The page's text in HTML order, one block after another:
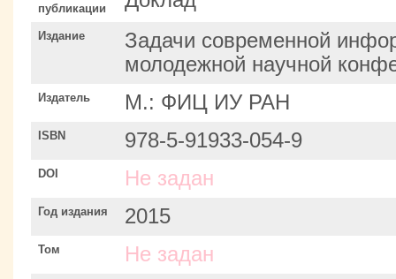
публикации
Издание
Задачи современной
молодежной научной
Издатель М.: ФИЦ ИУ РАН
ISBN 978-5-91933-054-9
DOI Не задан
Год издания 2015
Том Не задан